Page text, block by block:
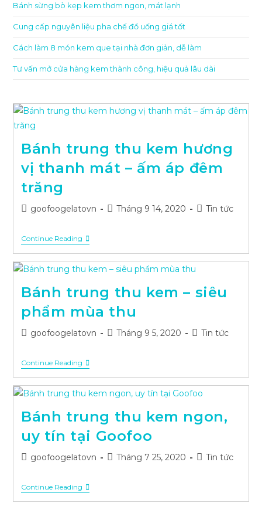
Bánh sừng bò kẹp kem thơm ngon, mát lạnh
Cung cấp nguyên liệu pha chế đồ uống giá tốt
Cách làm 8 món kem que tại nhà đơn giản, dễ làm
Tư vấn mở cửa hàng kem thành công, hiệu quả lâu dài
Bánh trung thu kem hương
vị thanh mát – ấm áp đêm
trăng
Postgoofoogelatovn
PostTháng 9 14, 2020
PostTin tức
Continue ReadingBánh
Trung
Thu
Kem
Thanh
Mát
–
Áp
Bánh trung thu kem – siêu
phẩm mùa thu
Postgoofoogelatovn
PostTháng 9 5, 2020
PostTin tức
Continue ReadingBánh
Trung
Kem
Phẩm
Mùa
Thu
Bánh trung thu kem ngon,
uy tín tại Goofoo
Postgoofoogelatovn
PostTháng 7 25, 2020
PostTin tức
Continue ReadingBánh
Trung